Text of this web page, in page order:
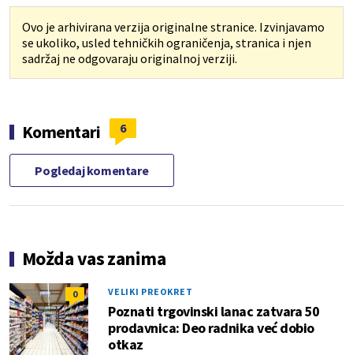
Ovo je arhivirana verzija originalne stranice. Izvinjavamo
se ukoliko, usled tehničkih ograničenja, stranica i njen
sadržaj ne odgovaraju originalnoj verziji.
Komentari 6
Pogledaj komentare
Možda vas zanima
0 VELIKI PREOKRET
Poznati trgovinski lanac zatvara 50
prodavnica: Deo radnika već dobio
otkaz